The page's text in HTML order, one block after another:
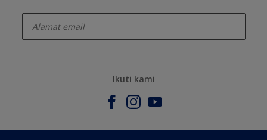
Ikuti kami